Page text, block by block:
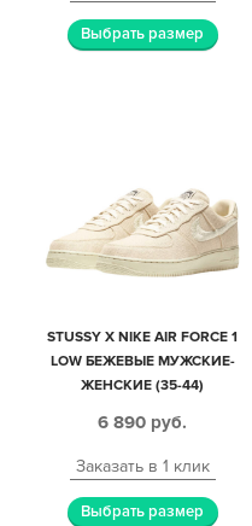
Выбрать размер
STUSSY X NIKE AIR FORCE 1
LOW БЕЖЕВЫЕ МУЖСКИЕ-
ЖЕНСКИЕ (35-44)
6 890 руб.
Заказать в 1 клик
Выбрать размер